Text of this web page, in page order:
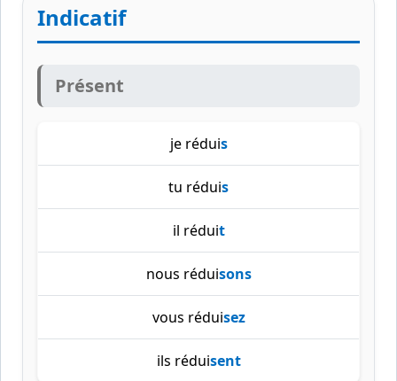
Indicatif
Présent
je réduis
tu réduis
il réduit
nous réduisons
vous réduisez
ils réduisent